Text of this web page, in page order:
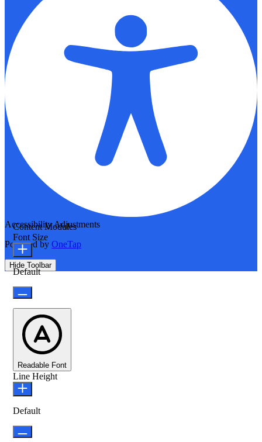
Accessibility Adjustments
Powered by OneTap
Hide Toolbar
Content Modules
Font Size
Default
Readable Font
Line Height
Default